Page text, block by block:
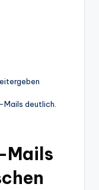
deutlich.
Mails